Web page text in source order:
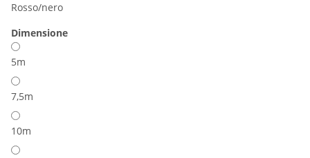
Rosso/nero
Dimensione
5m
7,5m
10m